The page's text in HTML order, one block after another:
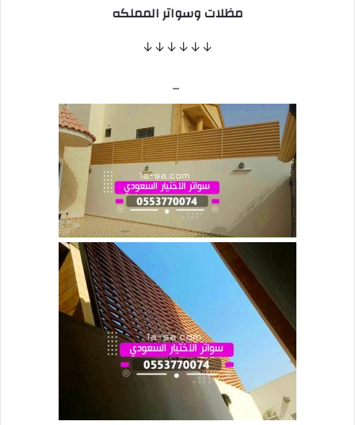
مظلات وسواتر المملكه
↓↓↓↓↓↓
–